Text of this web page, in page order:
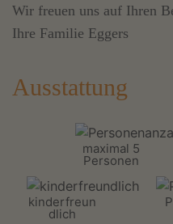
Wir freuen uns auf Ihren
Ihre Familie Eggers
Ausstattung
maximal 5
Personen
kinderfreun
dlich